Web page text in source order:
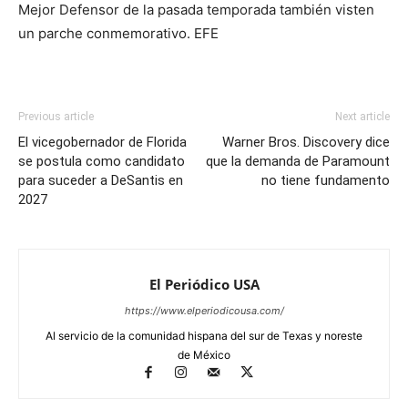
Mejor Defensor de la pasada temporada también visten
un parche conmemorativo. EFE
Previous article
El vicegobernador de Florida
se postula como candidato
para suceder a DeSantis en
2027
Next article
Warner Bros. Discovery dice
que la demanda de Paramount
no tiene fundamento
El Periódico USA
https://www.elperiodicousa.com/
Al servicio de la comunidad hispana del sur de Texas y noreste
de México